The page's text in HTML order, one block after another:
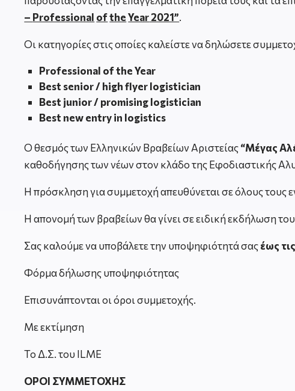
– Professional ofthe Year2021”.
Οι κατηγορίες στις οποίες καλείστε να δηλώσετε
Professional of the Year
Best senior / high flyer logistician
Best junior / promising logistician
Best new entry in logistics
Ο θεσμός των Ελληνικών Βραβείων Αριστείας“Μέγας
καθοδήγησης των νέων στον κλάδο της Εφοδιαστικής
Η πρόσκληση για συμμετοχή απευθύνεται σε όλους τους
Η απονομή των βραβείων θα γίνει σε ειδική εκδήλωση
Σας καλούμε να υποβάλετε την υποψηφιότητά σαςέως
Φόρμα δήλωσης υποψηφιότητας
Επισυνάπτονται οι όροι συμμετοχής.
Με εκτίμηση
Το Δ.Σ. του ILME
ΟΡΟΙ ΣΥΜΜΕΤΟΧΗΣ